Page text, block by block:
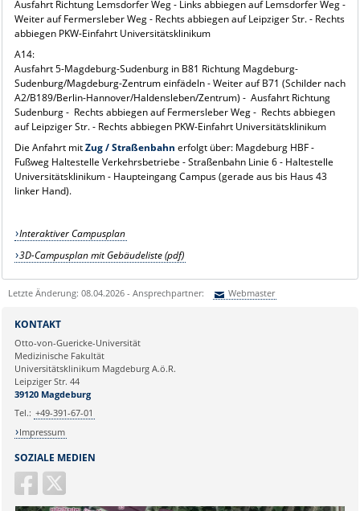
Ausfahrt Richtung Lemsdorfer Weg - Links abbiegen auf Lemsdorfer Weg -
Weiter auf Fermersleber Weg - Rechts abbiegen auf Leipziger Str. - Rechts
abbiegen PKW-Einfahrt Universitätsklinikum
A14:
Ausfahrt 5-Magdeburg-Sudenburg in B81 Richtung Magdeburg-
Sudenburg/Magdeburg-Zentrum einfädeln - Weiter auf B71 (Schilder nach
A2/B189/Berlin-Hannover/Haldensleben/Zentrum) - Ausfahrt Richtung
Sudenburg - Rechts abbiegen auf Fermersleber Weg - Rechts abbiegen
auf Leipziger Str. - Rechts abbiegen PKW-Einfahrt Universitätsklinikum
Die Anfahrt mitZug / Straßenbahn erfolgt über: Magdeburg HBF -
Fußweg Haltestelle Verkehrsbetriebe - Straßenbahn Linie 6 - Haltestelle
Universitätsklinikum - Haupteingang Campus (gerade aus bis Haus 43
linker Hand).
Interaktiver Campusplan
3D-Campusplan mit Gebäudeliste (pdf)
Letzte Änderung: 08.04.2026 - Ansprechpartner: Webmaster
Ihre E-Mailadresse:
Ihr Anliegen:
SOZIALE MEDIEN
KONTAKT
Otto-von-Guericke-Universität
Medizinische Fakultät
Universitätsklinikum Magdeburg A.ö.R.
Leipziger Str. 44
39120 Magdeburg
Tel.: +49-391-67-01
Impressum